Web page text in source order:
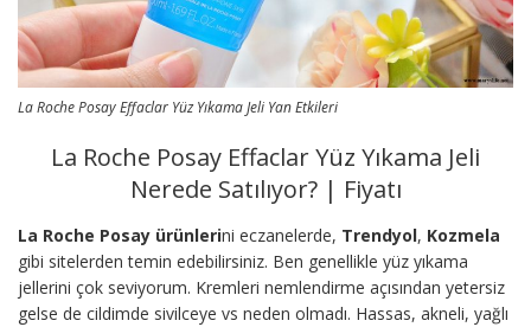
La Roche Posay Effaclar Yüz Yıkama Jeli Yan Etkileri
La Roche Posay Effaclar Yüz Yıkama Jeli
Nerede Satılıyor? | Fiyatı
La Roche Posay ürünlerini eczanelerde, Trendyol, Kozmela
gibi sitelerden temin edebilirsiniz. Ben genellikle yüz yıkama
jellerini çok seviyorum. Kremleri nemlendirme açısından yetersiz
gelse de cildimde sivilceye vs neden olmadı. Hassas, akneli, yağlı